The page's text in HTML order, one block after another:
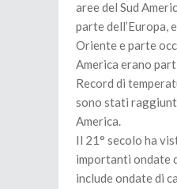
aree del Sud
parte dell’Europa,
Oriente e parte
America erano
Record di
sono stati
America.
Il 21° secolo ha
importanti ondate
include ondate di